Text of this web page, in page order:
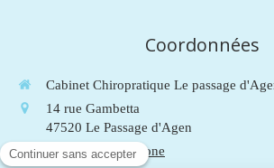
Coordonnées
Cabinet Chiropratique Le passage
14 rue Gambetta
47520 Le Passage d'Agen
Afficher le téléphone